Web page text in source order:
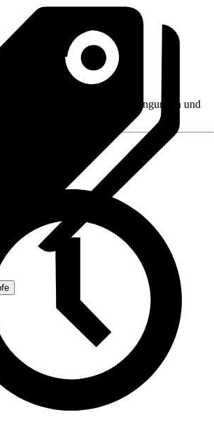
wie z. B. Rückgabebedingungen und
auf den Verkäufernamen.